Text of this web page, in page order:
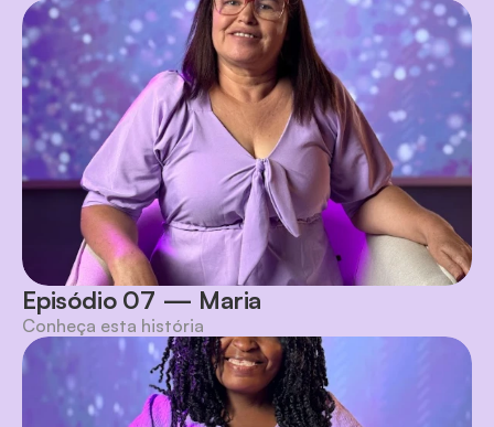
Episódio 07 — Maria
Conheça esta história